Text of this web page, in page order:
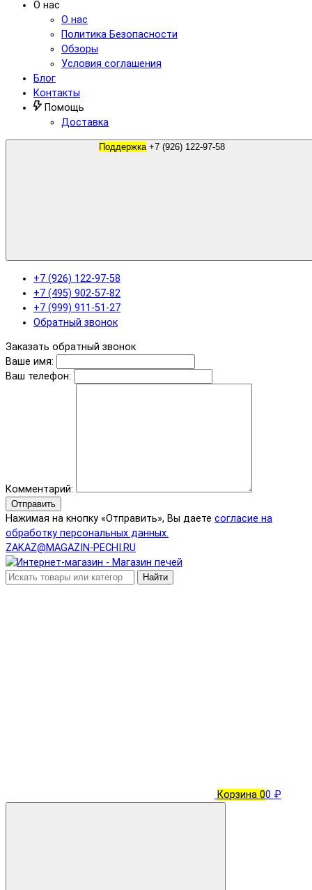
О нас
О нас
Политика Безопасности
Обзоры
Условия соглашения
Блог
Контакты
Помощь
Доставка
Поддержка +7 (926) 122-97-58
+7 (926) 122-97-58
+7 (495) 902-57-82
+7 (999) 911-51-27
Обратный звонок
Заказать обратный звонок
Ваше имя:
Ваш телефон:
Комментарий:
Отправить
Нажимая на кнопку «Отправить», Вы даете согласие на
обработку персональных данных.
ZAKAZ@MAGAZIN-PECHI.RU
Найти
Корзина 00 ₽